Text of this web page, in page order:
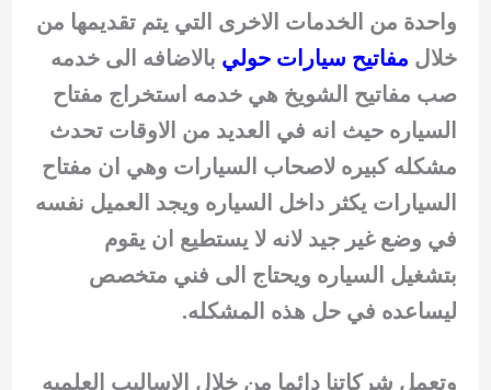
واحدة من الخدمات الاخرى التي يتم تقديمها من
خلال مفاتيح سيارات حولي بالاضافه الى خدمه
صب مفاتيح الشويخ هي خدمه استخراج مفتاح
السياره حيث انه في العديد من الاوقات تحدث
مشكله كبيره لاصحاب السيارات وهي ان مفتاح
السيارات يكثر داخل السياره ويجد العميل نفسه
في وضع غير جيد لانه لا يستطيع ان يقوم
بتشغيل السياره ويحتاج الى فني متخصص
ليساعده في حل هذه المشكله.
وتعمل شركاتنا دائما من خلال الاساليب العلميه